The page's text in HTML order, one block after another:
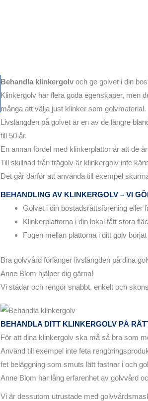
Behandla klinkergolv och ge golvet i din
Klinkergolv har flera goda egenskaper, men
många att välja just klinker som golvmaterial.
Livslängden på golvet är en av de längre
till 50 år.
En annan fördel med klinkerplattor är att de
Till skillnad från trägolv är klinkergolv inte
Det går därför att använda till exempel
BEHANDLING AV KLINKERGOLV – VI
Golvet i din bostadsrättsförening eller
Klinkerplattorna i din lokal fått stora
Fogen mellan plattorna i ditt golv
Bra golvvård förlänger livslängden på dina
Anne Blom hjälper dig gärna!
Vi städar och rengör snabbt, enkelt och
BEHANDLA DITT KLINKERGOLV PÅ
För att dina klinkergolv ska må så bra som
Använd till exempel inte feta
fet beläggning som smuts lätt fastnar i och
Anne Blom har lång erfarenhet av golvvård
Vi är dessutom utrustade med